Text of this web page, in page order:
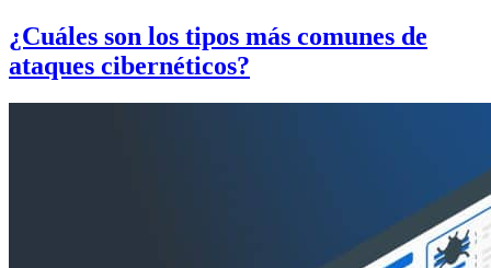
¿Cuáles son los tipos más comunes de
ataques cibernéticos?